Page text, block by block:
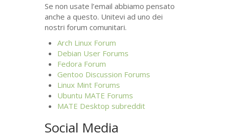
Se non usate l’email abbiamo pensato
anche a questo. Unitevi ad uno dei
nostri forum comunitari.
Arch Linux Forum
Debian User Forums
Fedora Forum
Gentoo Discussion Forums
Linux Mint Forums
Ubuntu MATE Forums
MATE Desktop subreddit
Social Media